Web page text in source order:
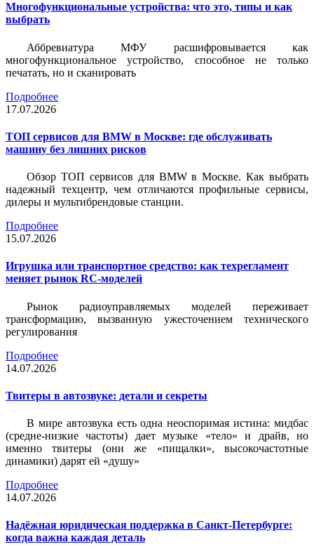
Многофункциональные устройства: что это, типы и как
выбрать
Аббревиатура МФУ расшифровывается как
многофункциональное устройство, способное не только
печатать, но и сканировать
Подробнее
17.07.2026
ТОП сервисов для BMW в Москве: где обслуживать
машину без лишних рисков
Обзор ТОП сервисов для BMW в Москве. Как выбрать
надежный техцентр, чем отличаются профильные сервисы,
дилеры и мультибрендовые станции.
Подробнее
15.07.2026
Игрушка или транспортное средство: как техрегламент
меняет рынок RC-моделей
Рынок радиоуправляемых моделей переживает
трансформацию, вызванную ужесточением технического
регулирования
Подробнее
14.07.2026
Твитеры в автозвуке: детали и секреты
В мире автозвука есть одна неоспоримая истина: мидбас
(средне-низкие частоты) дает музыке «тело» и драйв, но
именно твитеры (они же «пищалки», высокочастотные
динамики) дарят ей «душу»
Подробнее
14.07.2026
Надёжная юридическая поддержка в Санкт-Петербурге:
когда важна каждая деталь